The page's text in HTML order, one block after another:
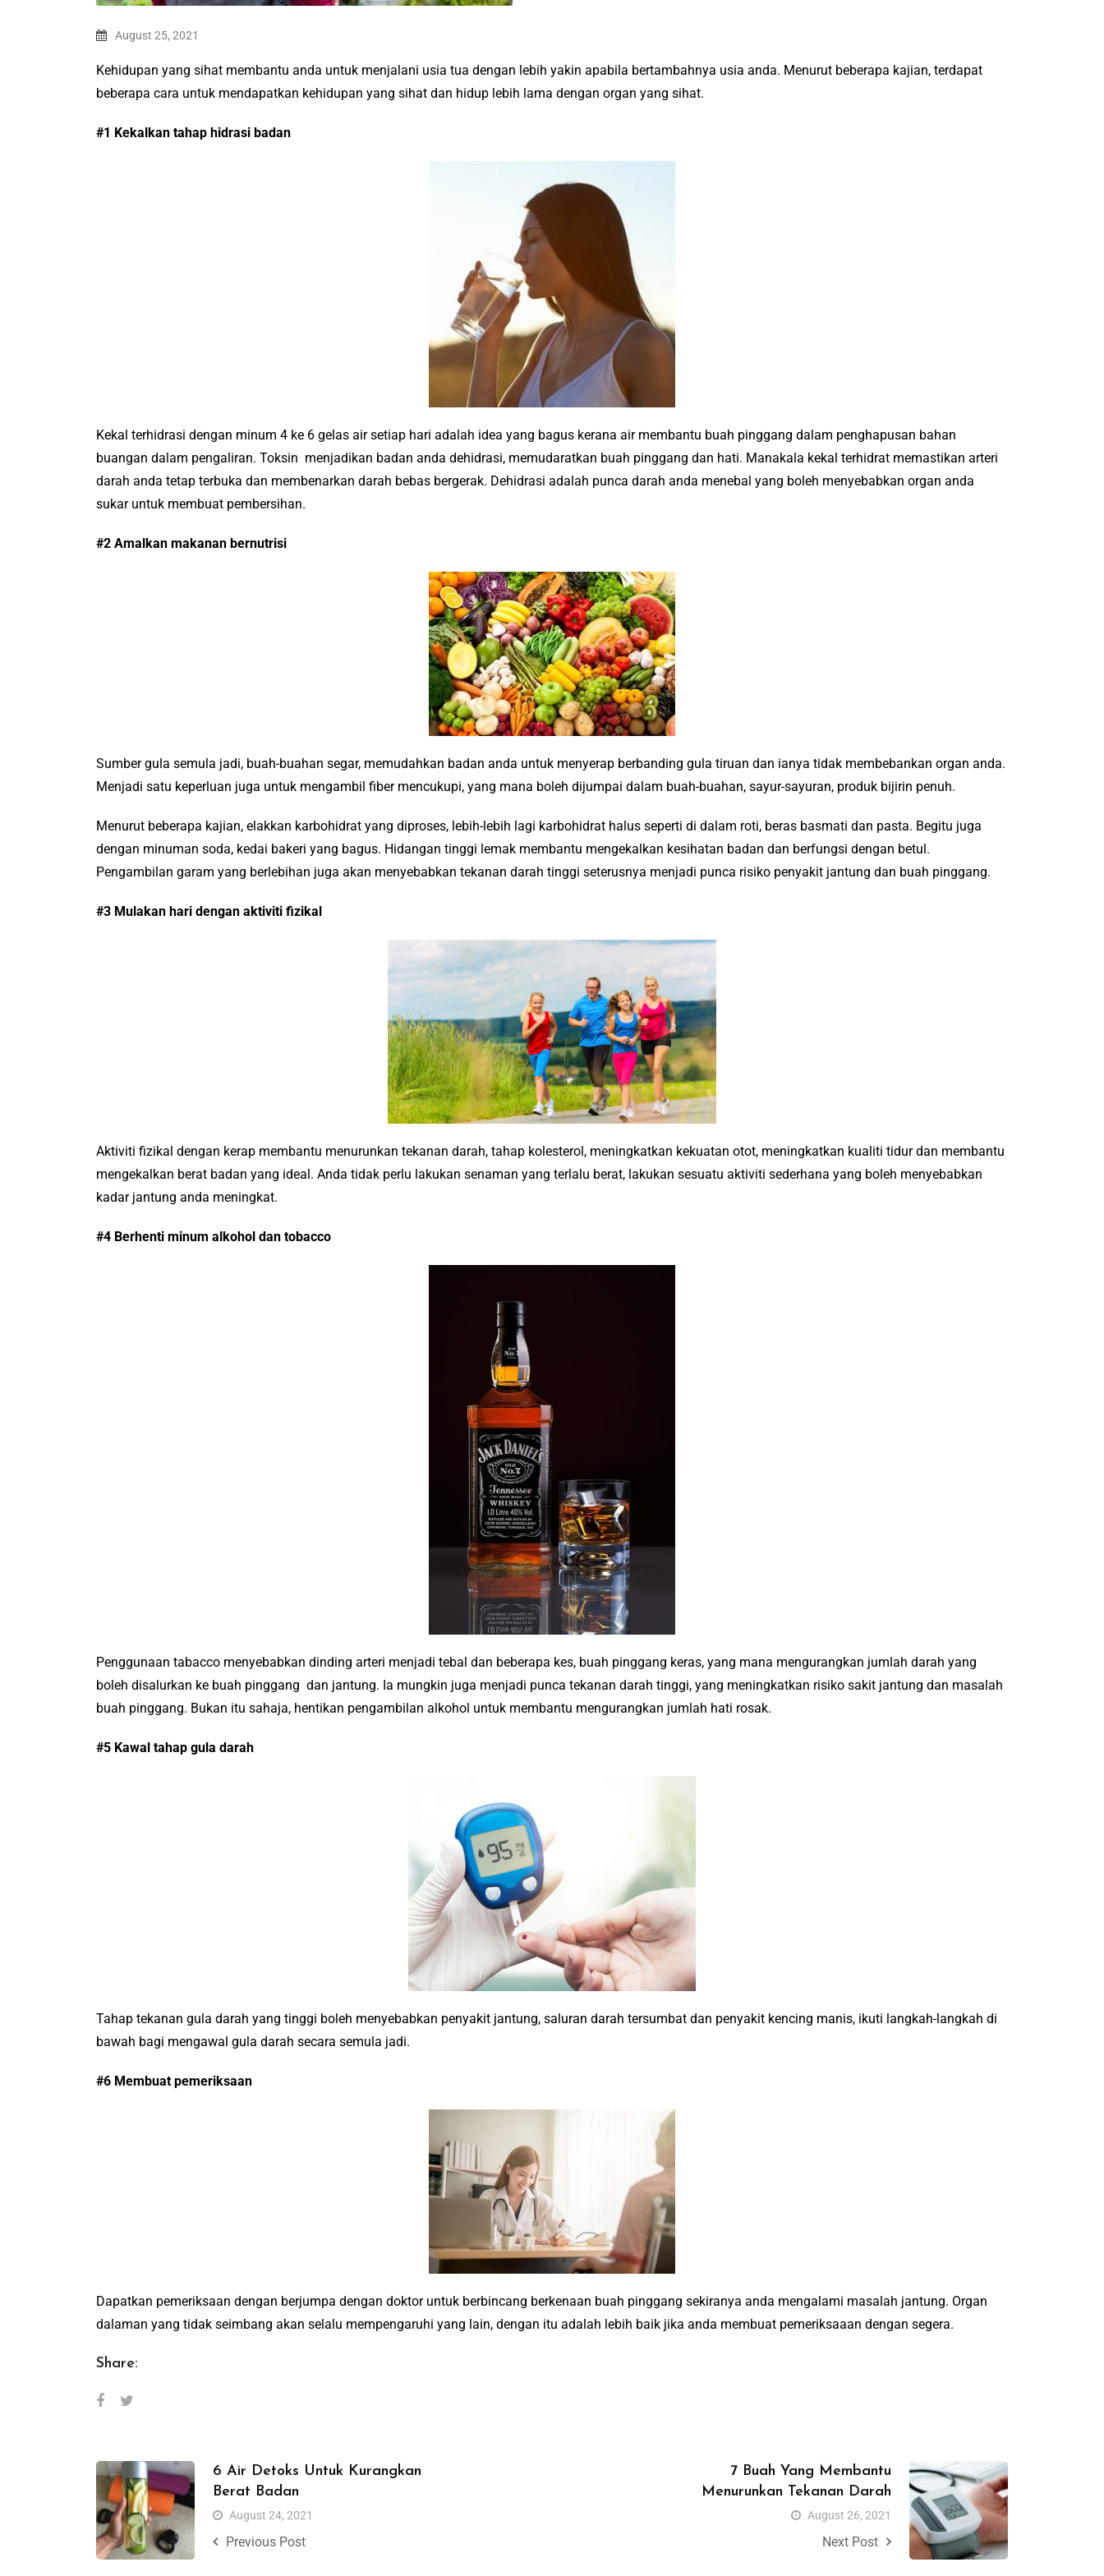
August 25, 2021
Kehidupan yang sihat membantu anda untuk menjalani usia tua dengan lebih yakin apabila bertambahnya usia anda. Menurut beberapa kajian, terdapat
beberapa cara untuk mendapatkan kehidupan yang sihat dan hidup lebih lama dengan organ yang sihat.
#1 Kekalkan tahap hidrasi badan
Kekal terhidrasi dengan minum 4 ke 6 gelas air setiap hari adalah idea yang bagus kerana air membantu buah pinggang dalam penghapusan bahan
buangan dalam pengaliran. Toksin menjadikan badan anda dehidrasi, memudaratkan buah pinggang dan hati. Manakala kekal terhidrat memastikan arteri
darah anda tetap terbuka dan membenarkan darah bebas bergerak. Dehidrasi adalah punca darah anda menebal yang boleh menyebabkan organ anda
sukar untuk membuat pembersihan.
#2 Amalkan makanan bernutrisi
Sumber gula semula jadi, buah-buahan segar, memudahkan badan anda untuk menyerap berbanding gula tiruan dan ianya tidak membebankan organ anda.
Menjadi satu keperluan juga untuk mengambil fiber mencukupi, yang mana boleh dijumpai dalam buah-buahan, sayur-sayuran, produk bijirin penuh.
Menurut beberapa kajian, elakkan karbohidrat yang diproses, lebih-lebih lagi karbohidrat halus seperti di dalam roti, beras basmati dan pasta. Begitu juga
dengan minuman soda, kedai bakeri yang bagus. Hidangan tinggi lemak membantu mengekalkan kesihatan badan dan berfungsi dengan betul.
Pengambilan garam yang berlebihan juga akan menyebabkan tekanan darah tinggi seterusnya menjadi punca risiko penyakit jantung dan buah pinggang.
#3 Mulakan hari dengan aktiviti fizikal
Aktiviti fizikal dengan kerap membantu menurunkan tekanan darah, tahap kolesterol, meningkatkan kekuatan otot, meningkatkan kualiti tidur dan membantu
mengekalkan berat badan yang ideal. Anda tidak perlu lakukan senaman yang terlalu berat, lakukan sesuatu aktiviti sederhana yang boleh menyebabkan
kadar jantung anda meningkat.
#4 Berhenti minum alkohol dan tobacco
Penggunaan tabacco menyebabkan dinding arteri menjadi tebal dan beberapa kes, buah pinggang keras, yang mana mengurangkan jumlah darah yang
boleh disalurkan ke buah pinggang dan jantung. Ia mungkin juga menjadi punca tekanan darah tinggi, yang meningkatkan risiko sakit jantung dan masalah
buah pinggang. Bukan itu sahaja, hentikan pengambilan alkohol untuk membantu mengurangkan jumlah hati rosak.
#5 Kawal tahap gula darah
Tahap tekanan gula darah yang tinggi boleh menyebabkan penyakit jantung, saluran darah tersumbat dan penyakit kencing manis, ikuti langkah-langkah di
bawah bagi mengawal gula darah secara semula jadi.
#6 Membuat pemeriksaan
Dapatkan pemeriksaan dengan berjumpa dengan doktor untuk berbincang berkenaan buah pinggang sekiranya anda mengalami masalah jantung. Organ
dalaman yang tidak seimbang akan selalu mempengaruhi yang lain, dengan itu adalah lebih baik jika anda membuat pemeriksaaan dengan segera.
Share:
6 Air Detoks Untuk Kurangkan
Berat Badan
August 24, 2021
Previous Post
7 Buah Yang Membantu
Menurunkan Tekanan Darah
August 26, 2021
Next Post